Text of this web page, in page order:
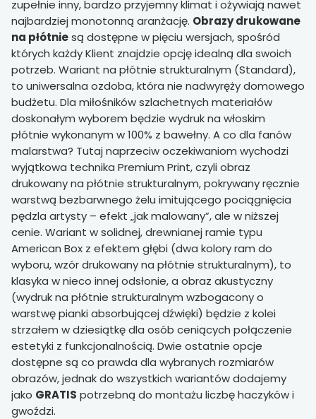
zupełnie inny, bardzo przyjemny klimat i ożywiają nawet
najbardziej monotonną aranżację. Obrazy drukowane
na płótniesą dostępne w pięciu wersjach, spośród
których każdy Klient znajdzie opcję idealną dla swoich
potrzeb. Wariant na płótnie strukturalnym (Standard),
to uniwersalna ozdoba, która nie nadwyręży domowego
budżetu. Dla miłośników szlachetnych materiałów
doskonałym wyborem będzie wydruk na włoskim
płótnie wykonanym w 100% z bawełny. A co dla fanów
malarstwa? Tutaj naprzeciw oczekiwaniom wychodzi
wyjątkowa technika Premium Print, czyli obraz
drukowany na płótnie strukturalnym, pokrywany ręcznie
warstwą bezbarwnego żelu imitującego pociągnięcia
pędzla artysty – efekt „jak malowany”, ale w niższej
cenie. Wariant w solidnej, drewnianej ramie typu
American Box z efektem głębi (dwa kolory ram do
wyboru, wzór drukowany na płótnie strukturalnym), to
klasyka w nieco innej odsłonie, a obraz akustyczny
(wydruk na płótnie strukturalnym wzbogacony o
warstwę pianki absorbującej dźwięki) będzie z kolei
strzałem w dziesiątkę dla osób ceniących połączenie
estetyki z funkcjonalnością. Dwie ostatnie opcje
dostępne są co prawda dla wybranych rozmiarów
obrazów, jednak do wszystkich wariantów dodajemy
jako GRATIS potrzebną do montażu liczbę haczyków i
gwoździ.